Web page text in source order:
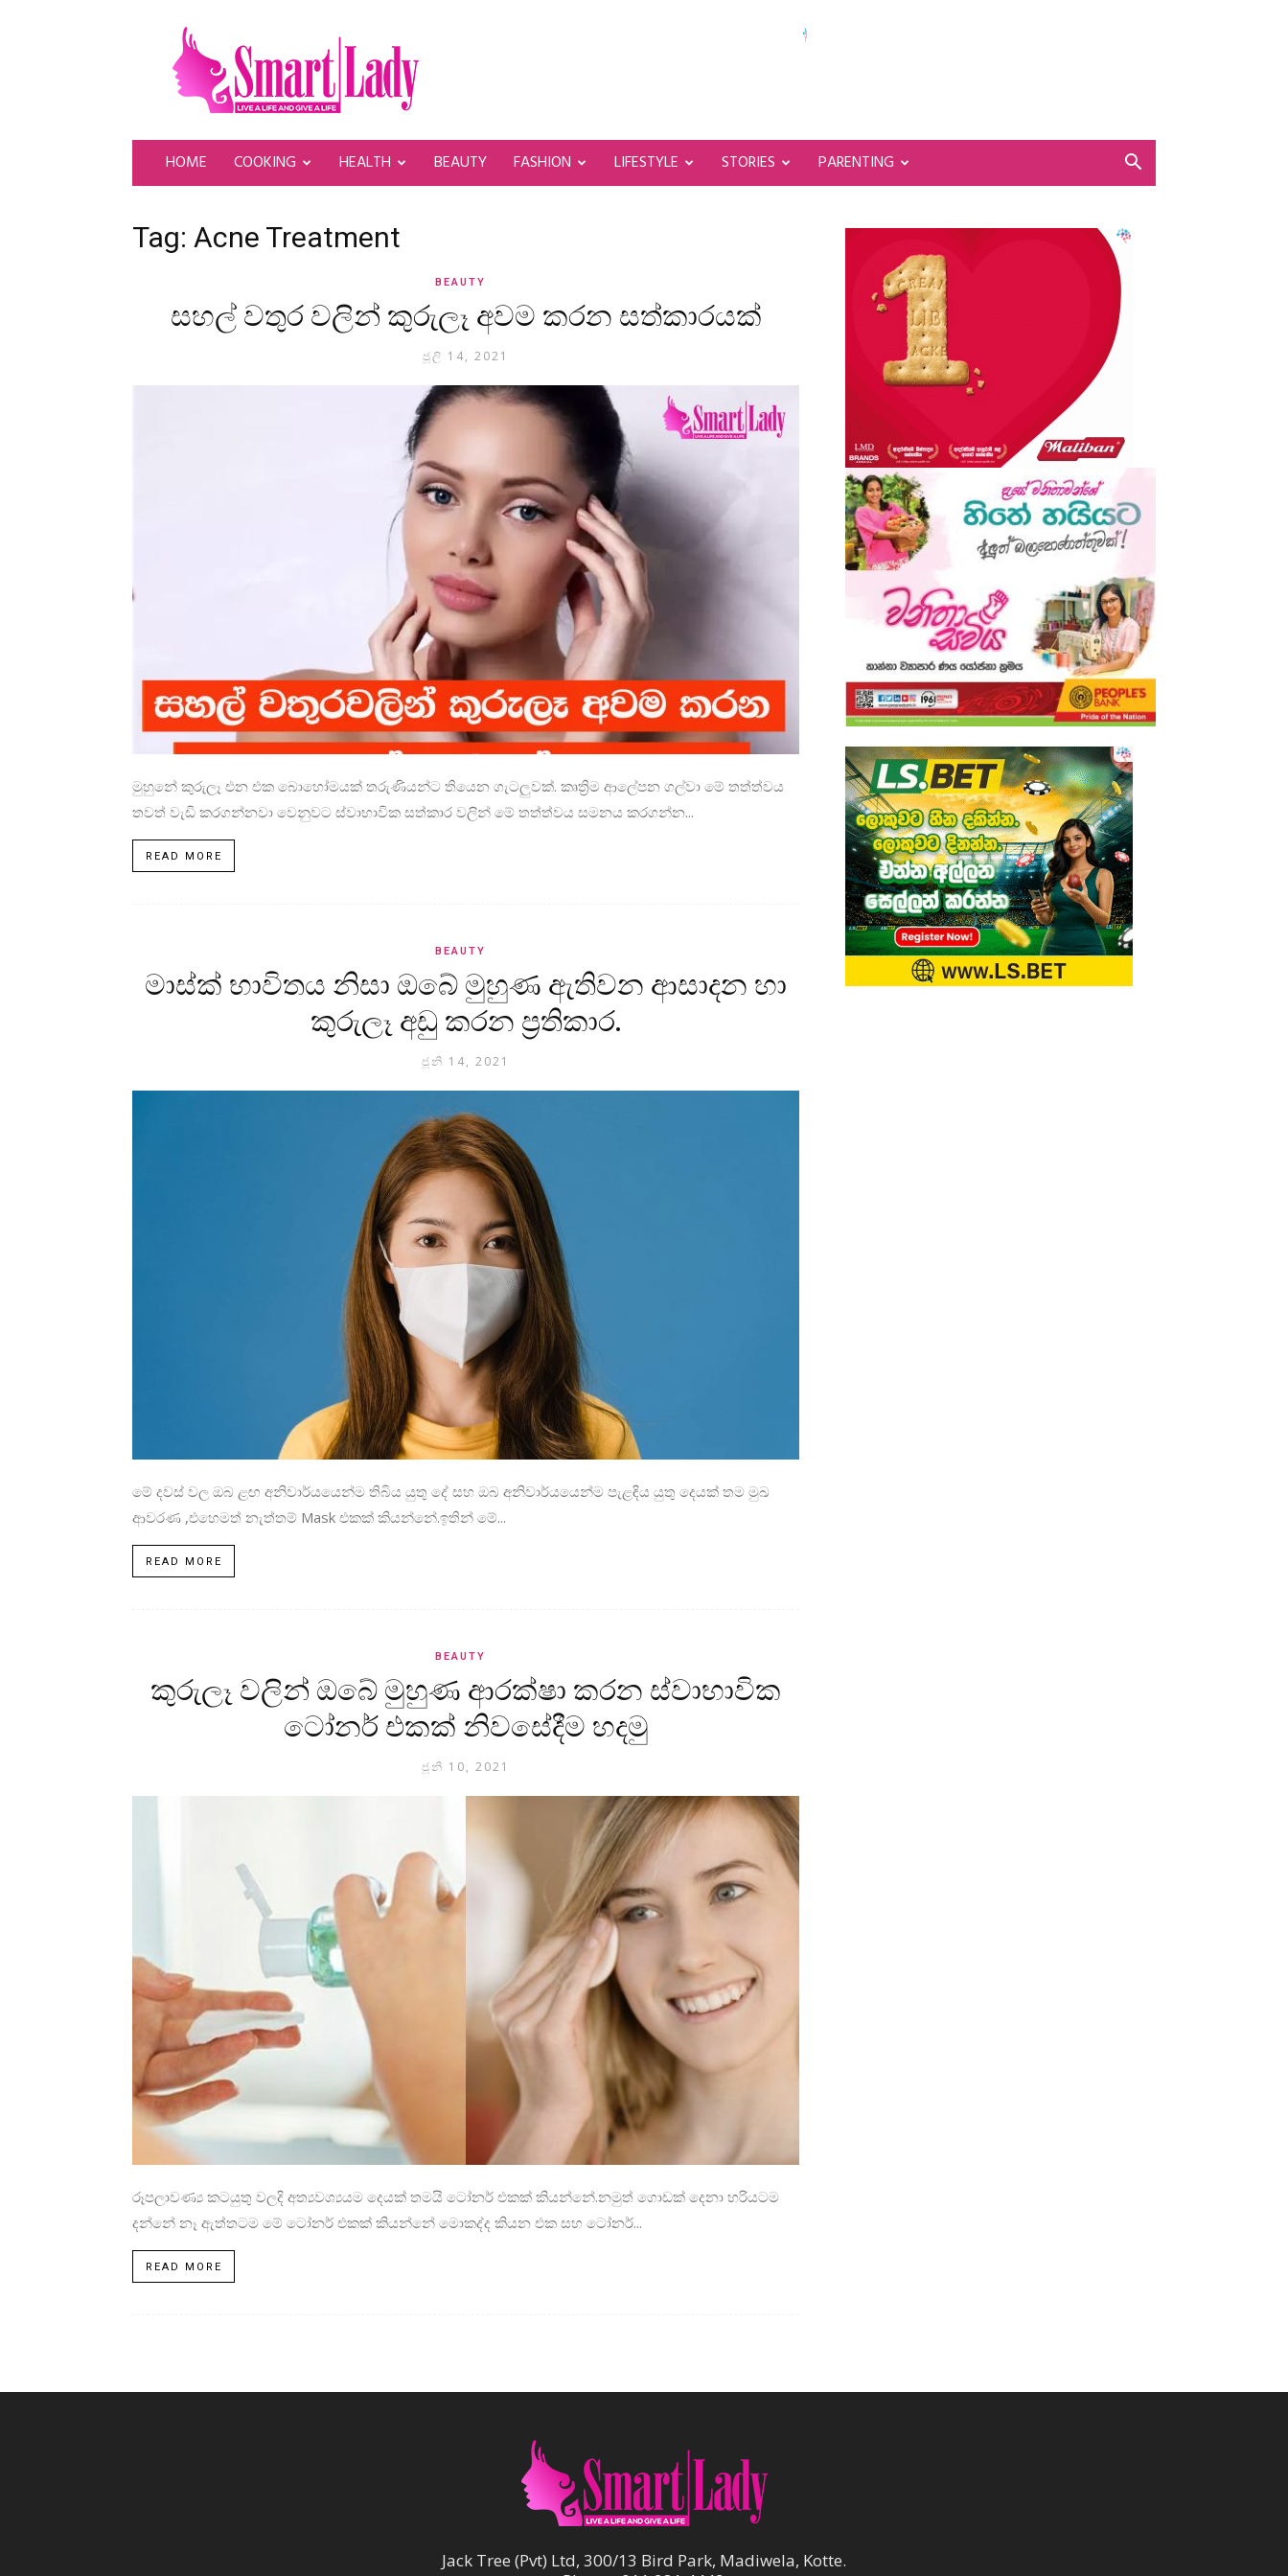
SmartLady
HOME COOKING HEALTH BEAUTY FASHION LIFESTYLE STORIES PARENTING
Tag: Acne Treatment
BEAUTY
සහල් වතුර වලින් කුරුලෑ අවම කරන සත්කාරයක්
ජූලි 14, 2021
මුහුනේ කුරුලෑ එන එක බොහෝමයක් තරුණියන්ට තියෙන ගැටලුවක්. කෘත්‍රිම ආලේපන ගල්වා මේ තත්ත්වය
තවත් වැඩි කරගන්නවා වෙනුවට ස්වාභාවික සත්කාර වලින් මේ තත්ත්වය සමනය කරගන්න...
READ MORE
BEAUTY
මාස්ක් භාවිතය නිසා ඔබේ මුහුණ ඇතිවන ආසාදන හා
කුරුලෑ අඩු කරන ප්‍රතිකාර.
ජූනි 14, 2021
මේ දවස් වල ඔබ ළඟ අනිවාර්යයෙන්ම තිබිය යුතු දේ සහ ඔබ අනිවාර්යයෙන්ම පැළඳිය යුතු දෙයක් තම මුඛ
ආවරණ ,එහෙමත් නැත්තම් Mask එකක් කියන්නේ.ඉතින් මේ...
READ MORE
BEAUTY
කුරුලෑ වලින් ඔබේ මුහුණ ආරක්ෂා කරන ස්වාභාවික
ටෝනර් එකක් නිවසේදීම හදමු
ජූනි 10, 2021
රූපලාවණ්‍ය කටයුතු වලදි අත්‍යවශ්‍යයම දෙයක් තමයි ටෝනර් එකක් කියන්නේ.නමුත් ගොඩක් දෙනා හරියටම
දන්නේ නෑ ඇත්තටම මේ ටෝනර් එකක් කියන්නේ මොකද්ද කියන එක සහ ටෝනර්...
READ MORE
Jack Tree (Pvt) Ltd, 300/13 Bird Park, Madiwela, Kotte.